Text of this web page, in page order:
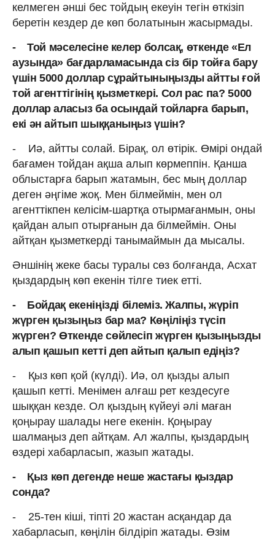
келмеген әнші бес тойдың екеуін тегін өткізіп
беретін кездер де көп болатынын жасырмады.
- Той мәселесіне келер болсақ, өткенде «Ел
аузында» бағдарламасында сіз бір тойға бару
үшін 5000 доллар сұрайтыныңызды айтты ғой
той агенттігінің қызметкері. Сол рас па? 5000
доллар аласыз ба осындай тойларға барып,
екі ән айтып шыққаныңыз үшін?
- Иә, айтты солай. Бірақ, ол өтірік. Өмірі ондай
бағамен тойдан ақша алып көрмеппін. Қанша
облыстарға барып жатамын, бес мың доллар
деген әңгіме жоқ. Мен білмеймін, мен ол
агенттікпен келісім-шартқа отырмағанмын, оны
қайдан алып отырғанын да білмеймін. Оны
айтқан қызметкерді танымаймын да мысалы.
Әншінің жеке басы туралы сөз болғанда, Асхат
қыздардың көп екенін тілге тиек етті.
- Бойдақ екеніңізді білеміз. Жалпы, жүріп
жүрген қызыңыз бар ма? Көңіліңіз түсіп
жүрген? Өткенде сөйлесіп жүрген қызыңызды
алып қашып кетті деп айтып қалып едіңіз?
- Қыз көп қой (күлді). Иә, ол қызды алып
қашып кетті. Менімен алғаш рет кездесуге
шыққан кезде. Ол қыздың күйеуі әлі маған
қоңырау шалады неге екенін. Қоңырау
шалмаңыз деп айтқам. Ал жалпы, қыздардың
өздері хабарласып, жазып жатады.
- Қыз көп дегенде неше жастағы қыздар
сонда?
- 25-тен кіші, тіпті 20 жастан асқандар да
хабарласып, көңілін білдіріп жатады. Өзім